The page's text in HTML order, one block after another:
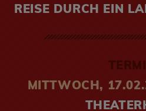
REISE DURCH EIN
MITTWOCH,